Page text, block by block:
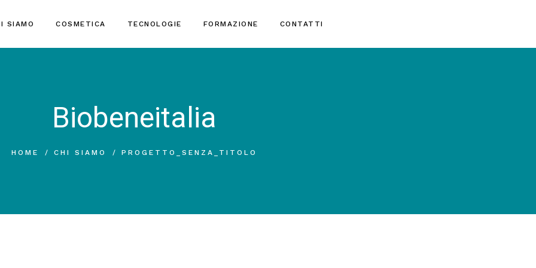
SIAMO COSMETICA TECNOLOGIE FORMAZIONE CONTATTI
Biobeneitalia
HOME CHI SIAMO PROGETTO_SENZA_TITOLO